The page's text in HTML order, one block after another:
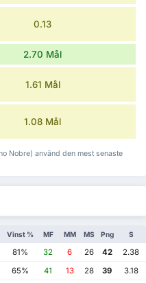
0.13
2.70 Mål
1.61 Mål
1.08 Mål
Nobre) använd den mest senaste
Vinst % MF MM MS Png S
81% 32 6 26 42
2.38
65% 41 13 28 39
3.18